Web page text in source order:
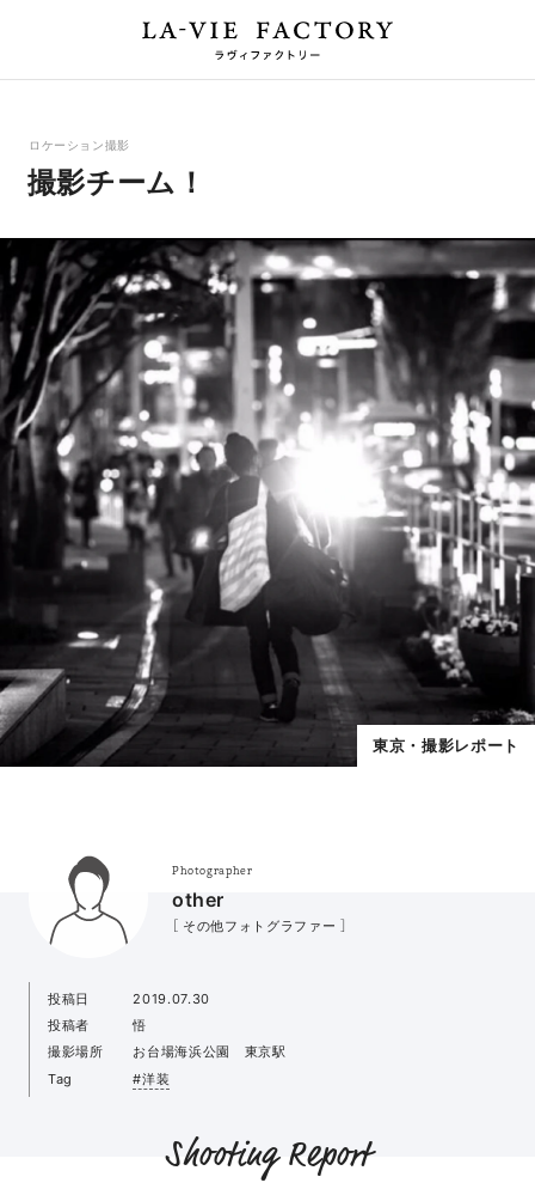
ロケーション撮影
撮影チーム！
東京・撮影レポート
Photographer
other
［ その他フォトグラファー ］
投稿日
2019.07.30
投稿者
悟
撮影場所
お台場海浜公園 東京駅
Tag
#洋装
Shooting Report